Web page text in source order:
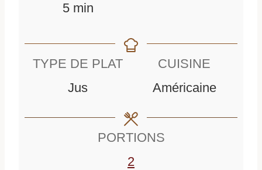
5m
n
u
min
u
t
TYPE DE PLAT
Jus
CUISINE
Américaine
PORTIONS
2